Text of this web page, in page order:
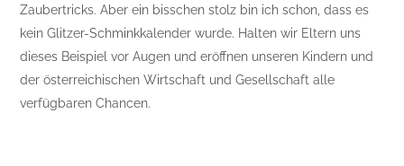
Zaubertricks. Aber ein bisschen stolz bin ich schon, dass es
kein Glitzer-Schminkkalender wurde. Halten wir Eltern uns
dieses Beispiel vor Augen und eröffnen unseren Kindern und
der österreichischen Wirtschaft und Gesellschaft alle
verfügbaren Chancen.